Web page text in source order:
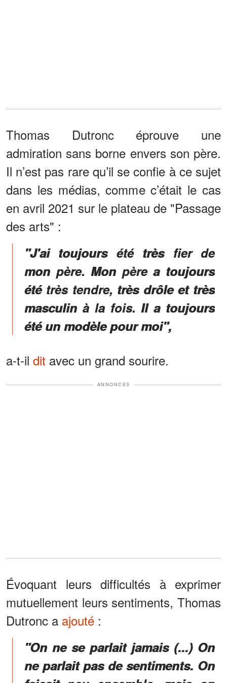
Thomas Dutronc éprouve une
admiration sans borne envers son père.
Il n’est pas rare qu’il se confie à ce sujet
dans les médias, comme c’était le cas
en avril 2021 sur le plateau de "Passage
des arts" :
"J'ai toujours été très fier de
mon père. Mon père a toujours
été très tendre, très drôle et très
masculin à la fois. Il a toujours
été un modèle pour moi",
a-t-il dit avec un grand sourire.
ANNONCES
Évoquant leurs difficultés à exprimer
mutuellement leurs sentiments, Thomas
Dutronc a ajouté :
"On ne se parlait jamais (...) On
ne parlait pas de sentiments. On